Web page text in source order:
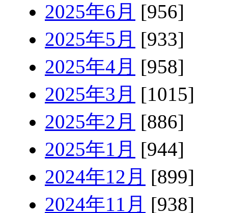
2025年6月 [956]
2025年5月 [933]
2025年4月 [958]
2025年3月 [1015]
2025年2月 [886]
2025年1月 [944]
2024年12月 [899]
2024年11月 [938]